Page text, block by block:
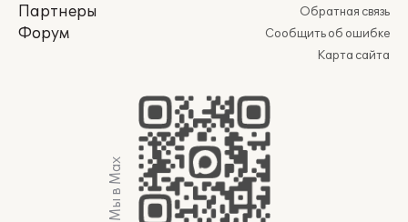
Партнеры
Форум
Обратная связь
Сообщить об ошибке
Карта сайта
Мы в Max